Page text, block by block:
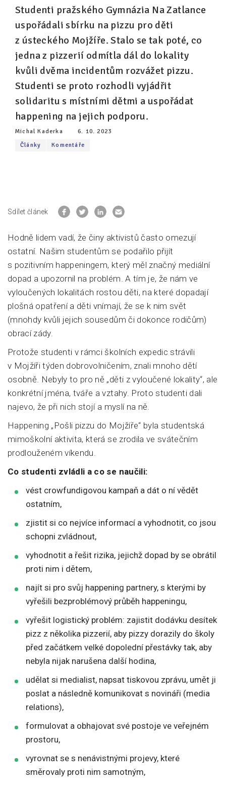
Pro zřizovatele
Konference Lepší škola
Kápézetka - průvodce pro zřizovatele
Klub zřizovatelů
O nás
O nás
Partneři a dárci
Studenti pražského Gymnázia Na Zatlance
uspořádali sbírku na pizzu pro děti
z ústeckého Mojžíře. Stalo se tak poté, co
jedna z pizzerií odmítla dál do lokality
kvůli dvěma incidentům rozvážet pizzu.
Studenti se proto rozhodli vyjádřit
solidaritu s místními dětmi a uspořádat
happening na jejich podporu.
Michal Kaderka
6. 10. 2023
Články
Komentáře
Sdílet článek
Hodně lidem vadí, že činy aktivistů často omezují
ostatní. Našim studentům se podařilo přijít
s pozitivním happeningem, který měl značný mediální
dopad a upozornil na problém. A tím je, že nám ve
vyloučených lokalitách rostou děti, na které dopadají
plošná opatření a děti vnímají, že se k nim svět
(mnohdy kvůli jejich sousedům či dokonce rodičům)
obrací zády.
Protože studenti v rámci školních expedic strávili
v Mojžíři týden dobrovolničením, znali mnoho dětí
osobně. Nebyly to pro ně „děti z vyloučené lokality“, ale
konkrétní jména, tváře a vztahy. Proto studenti dali
najevo, že při nich stojí a myslí na ně.
Happening „Pošli pizzu do Mojžíře“ byla studentská
mimoškolní aktivita, která se zrodila ve svátečním
prodlouženém víkendu.
Co studenti zvládli a co se naučili:
vést crowfundigovou kampaň a dát o ní vědět
ostatním,
zjistit si co nejvíce informací a vyhodnotit, co jsou
schopni zvládnout,
vyhodnotit a řešit rizika, jejichž dopad by se obrátil
proti nim i dětem,
najít si pro svůj happening partnery, s kterými by
vyřešili bezproblémový průběh happeningu,
vyřešit logistický problém: zajistit dodávku desítek
pizz z několika pizzerií, aby pizzy dorazily do školy
před začátkem velké dopolední přestávky tak, aby
nebyla nijak narušena další hodina,
udělat si medialist, napsat tiskovou zprávu, umět ji
poslat a následně komunikovat s novináři (media
relations),
formulovat a obhajovat své postoje ve veřejném
prostoru,
vyrovnat se s nenávistnými projevy, které
směrovaly proti nim samotným,